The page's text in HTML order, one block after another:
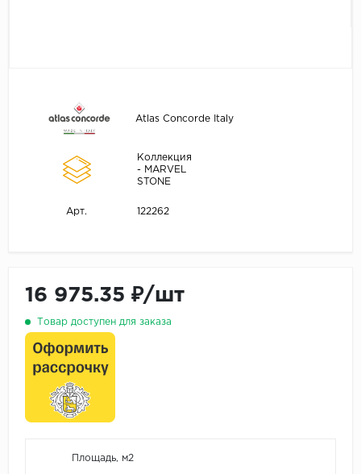
Atlas Concorde Italy
Коллекция
- MARVEL
STONE
Арт. 122262
16 975.35 ₽/шт
Товар доступен для заказа
Площадь, м2